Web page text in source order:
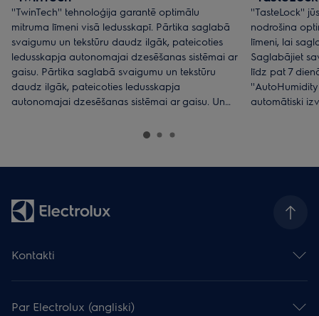
''TwinTech'' tehnoloģija garantē optimālu
mitruma līmeni visā ledusskapī. Pārtika saglabā
svaigumu un tekstūru daudz ilgāk, pateicoties
ledusskapja autonomajai dzesēšanas sistēmai ar
gaisu. Pārtika saglabā svaigumu un tekstūru
daudz ilgāk, pateicoties ledusskapja
autonomajai dzesēšanas sistēmai ar gaisu. Un
un pat pēc nedēļas tie garšos kā nupat iegādāti
''TasteLock''
nodrošina
līmeni, lai
Saglabājiet
līdz pat 7
automātiski
Kontakti
Atstāj atsauksmi
Par Electrolux (angliski)